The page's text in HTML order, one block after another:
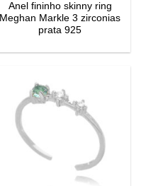
Anel fininho skinny ring
Meghan Markle 3 zirconias
prata 925